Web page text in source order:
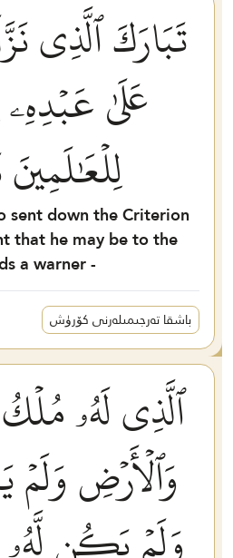
تَبَارَكَ ٱلَّذِي
عَلَىٰ
لِلۡعَٰلَمِينَ
sent down the Criterion
that he may be to the
a warner -
باشقا تەرجىمىلەرنى كۆرۈش
ٱلَّذِي لَهُۥ
وَٱلۡأَرۡضِ وَلَمۡ
وَلَمۡ يَكُن